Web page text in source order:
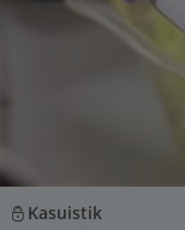
Kasuistik